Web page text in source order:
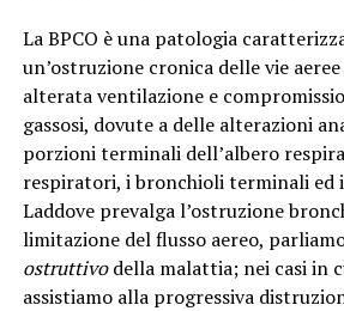
La BPCO è una patologia
un’ostruzione cronica delle vie
alterata ventilazione e
gassosi, dovute a delle alterazioni
porzioni terminali dell’albero
respiratori, i bronchioli terminali ed
Laddove prevalga l’ostruzione
limitazione del flusso aereo,
ostruttivodella malattia; nei casi in
assistiamo alla progressiva